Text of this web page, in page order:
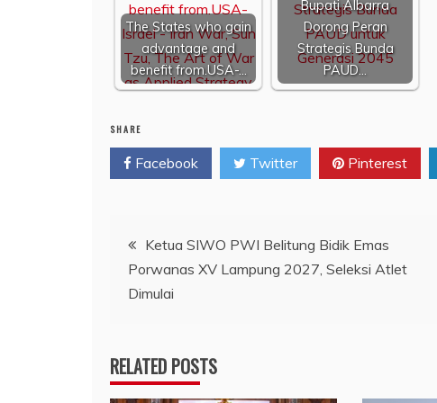
The States who gain
advantage and
benefit from.USA-…
Bupati Albarra
Dorong Peran
Strategis Bunda
PAUD…
SHARE
Facebook Twitter Pinterest
Navigasi
pos
Ketua SIWO PWI Belitung Bidik Emas
Porwanas XV Lampung 2027, Seleksi Atlet
Dimulai
RELATED POSTS